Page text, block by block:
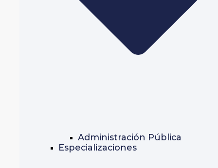
Administración Pública
Especializaciones